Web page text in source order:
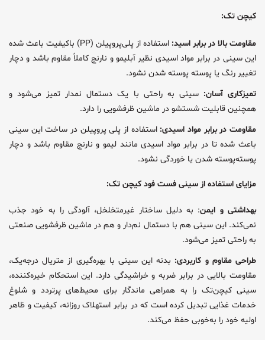
کیچن تک:
مقاومت بالا در برابر اسید:
استفاده از پلی‌پروپیلن (PP) باکیفیت باعث شده
این سینی در برابر مواد اسیدی نظیر آبلیمو و نارنج کاملاً مقاوم باشد و دچار
تغییر رنگ یا پوسته پوسته شدن نشود.
تمیزکاری آسان: سینی به راحتی با یک دستمال نمدار تمیز می‌شود و
همچنین قابلیت شستشو در ماشین ظرفشویی را دارد.
مقاومت در برابر مواد اسیدی: استفاده از پلی پروپیلن در ساخت این سینی
باعث شده تا در برابر مواد اسیدی مانند لیمو و نارنج مقاوم باشد و دچار
پوسته‌پوسته شدن یا خوردگی نشود.
مزایای استفاده از سینی فست فود کیچن تک:
بهداشتی و ایمن: به دلیل ساختار غیرمتخلخل، آلودگی را به خود جذب
نمی‌کند. این سینی هم با دستمال نم‌دار و هم در ماشین ظرفشویی صنعتی
به راحتی تمیز می‌شود.
طراحی مقاوم و کاربردی: بدنه این سینی با بهره‌گیری از متریال درجه‌یک،
مقاومت بالایی در برابر ضربه و خراشیدگی دارد. این استحکام خیره‌کننده،
سینی کیچن‌تک را به همراهی ماندگار برای محیط‌های پرتردد و شلوغ
خدمات غذایی تبدیل کرده است که در برابر استهلاک روزانه، کیفیت و ظاهر
اولیه خود را به‌خوبی حفظ می‌کند.